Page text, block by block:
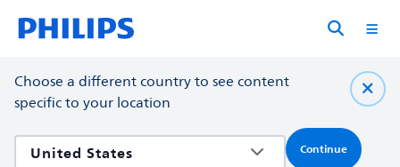
Choose a different country to see content
specific to your location
Continue